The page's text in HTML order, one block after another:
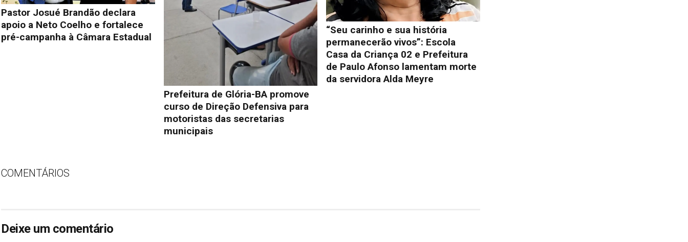
Pastor Josué Brandão declara
apoio a Neto Coelho e fortalece
pré-campanha à Câmara Estadual
Prefeitura de Glória-BA promove
curso de Direção Defensiva para
motoristas das secretarias
municipais
“Seu carinho e sua história
permanecerão vivos”: Escola
Casa da Criança 02 e Prefeitura
de Paulo Afonso lamentam morte
da servidora Alda Meyre
COMENTÁRIOS
Deixe um comentário